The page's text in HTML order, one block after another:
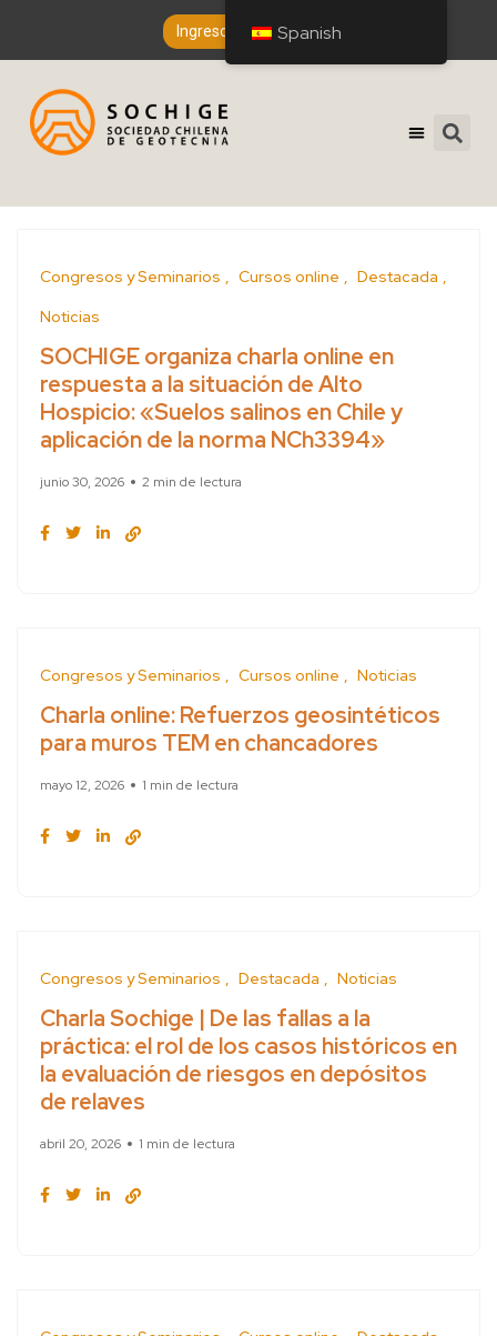
Ingreso de Socios
Congresos y Seminarios Cursos online
Destacada
Noticias
SOCHIGE organiza charla online en
respuesta a la situación de Alto
Hospicio: «Suelos salinos en Chile y
aplicación de la norma NCh3394»
junio 30, 2026 2 min de lectura
Congresos y Seminarios Cursos online Noticias
Charla online: Refuerzos geosintéticos
para muros TEM en chancadores
mayo 12, 2026 1 min de lectura
Congresos y Seminarios Destacada Noticias
Charla Sochige | De las fallas a la
práctica: el rol de los casos históricos en
la evaluación de riesgos en depósitos
de relaves
abril 20, 2026 1 min de lectura
Spanish